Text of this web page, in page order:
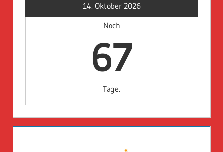
14. Oktober 2026
Noch
67
Tage.